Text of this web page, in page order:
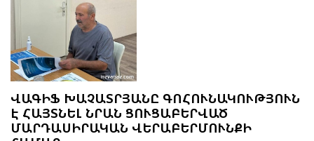
ՎԱԳԻՖ ԽԱՉԱՏՐՅԱՆԸ ԳՈՀՈՒՆԱԿՈՒԹՅՈՒՆ
Է ՀԱՅՏՆԵԼ ՆՐԱՆ ՑՈՒՑԱԲԵՐՎԱԾ
ՄԱՐԴԱՍԻՐԱԿԱՆ ՎԵՐԱԲԵՐՄՈՒՆՔԻ